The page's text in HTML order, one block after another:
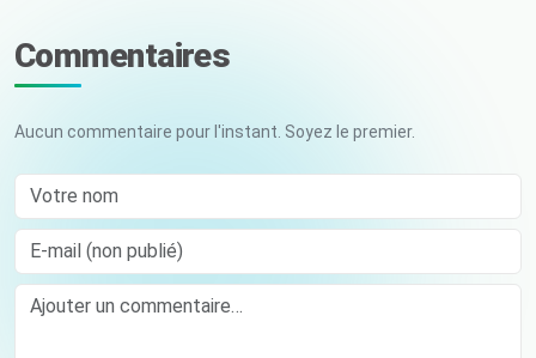
Commentaires
Aucun commentaire pour l'instant. Soyez le premier.
Votre nom
E-mail (non publié)
Comment